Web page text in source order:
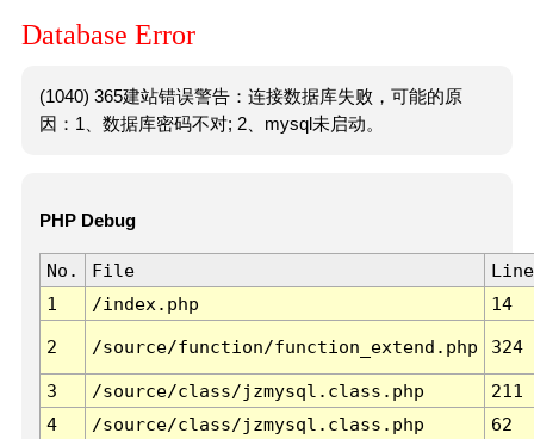
Database Error
(1040) 365建站错误警告：连接数据库失败，可能的原
因：1、数据库密码不对; 2、mysql未启动。
PHP Debug
No. File
Line
1
/index.php 14
2 /source/function/function_extend.php 324
3 /source/class/jzmysql.class.php
211
4
/source/class/jzmysql.class.php
62